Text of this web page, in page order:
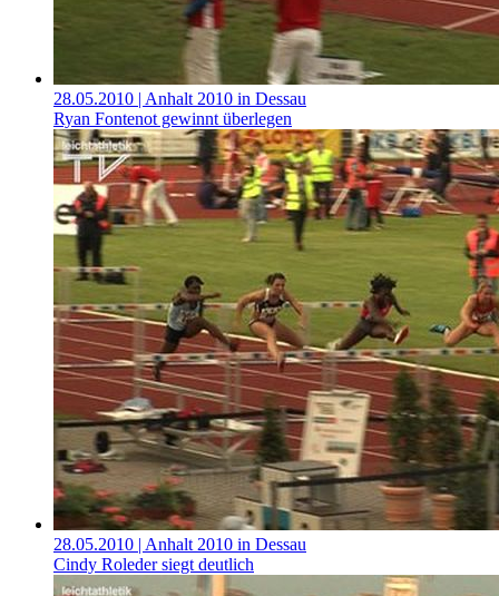
28.05.2010 | Anhalt 2010 in Dessau
Ryan Fontenot gewinnt überlegen
28.05.2010 | Anhalt 2010 in Dessau
Cindy Roleder siegt deutlich